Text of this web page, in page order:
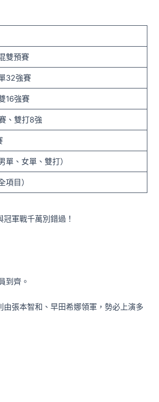
雙預賽
32強賽
16強賽
、雙打8強
單、女單、雙打）
項目）
軍戰千萬別錯過！
到齊。
張本智和、早田希娜領軍，勢必上演多